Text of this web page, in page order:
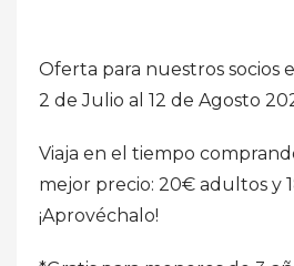
Oferta para nuestros socios
2 de Julio al 12 de Agosto
Viaja en el tiempo
mejor precio: 20€ adultos y
¡Aprovéchalo!